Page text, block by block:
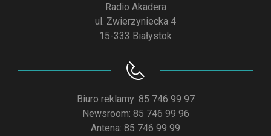
Radio Akadera
ul. Zwierzyniecka 4
15-333 Białystok
Biuro reklamy: 85 746 99 97
Newsroom: 85 746 99 96
Antena: 85 746 99 99